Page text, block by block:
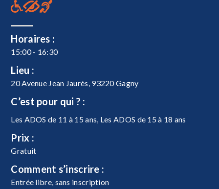
Horaires :
15:00 - 16:30
Lieu :
20 Avenue Jean Jaurès, 93220 Gagny
C’est pour qui ? :
Les ADOS de 11 à 15 ans, Les ADOS de 15 à 18 ans
Prix :
Gratuit
Comment s’inscrire :
Entrée libre, sans inscription